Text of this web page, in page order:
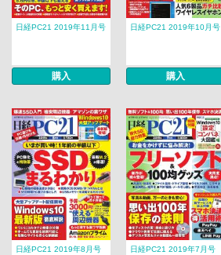
日経PC21 2019年11月号
購入
日経PC21 2019年10月号
購入
日経PC21 2019年8月号 日経PC21 2019年7月号